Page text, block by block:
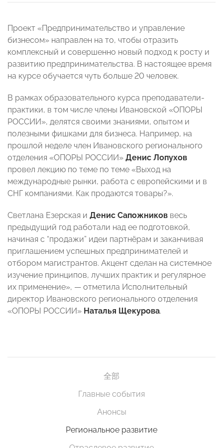
Проект «Предпринимательство и управление
бизнесом» направлен на то, чтобы отразить
комплексный и совершенно новый подход к росту и
развитию предпринимательства. В настоящее время
на курсе обучается чуть больше 20 человек.
В рамках образовательного курса преподаватели-
практики, в том числе члены Ивановской «ОПОРЫ
РОССИИ», делятся своими знаниями, опытом и
полезными фишками для бизнеса. Например, на
прошлой неделе член Ивановского регионального
отделения «ОПОРЫ РОССИИ» Денис Лопухов
провел лекцию по теме по теме «Выход на
международные рынки, работа с европейскими и в
СНГ компаниями. Как продаются товары?».
Светлана Езерская и Денис Сапожников весь
предыдущий год работали над ее подготовкой,
начиная с “продажи” идеи партнёрам и заканчивая
приглашением успешных предпринимателей и
отбором магистрантов. Акцент сделан на системное
изучение принципов, лучших практик и регулярное
их применение», — отметила Исполнительный
директор Ивановского регионального отделения
«ОПОРЫ РОССИИ» Наталья Щекурова.
全部
Главные события
Анонсы
Региональное развитие